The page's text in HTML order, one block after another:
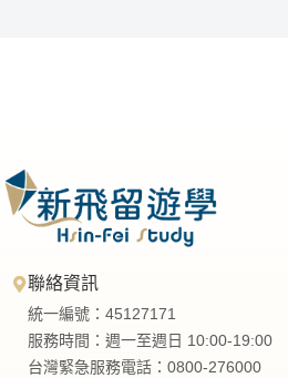
聯絡資訊
統一編號：45127171
服務時間：週一至週日 10:00-19:00
台灣緊急服務電話：0800-276000